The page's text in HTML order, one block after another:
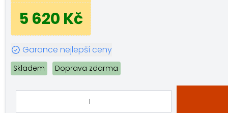
5 620 Kč
Garance nejlepší ceny
Skladem Doprava zdarma